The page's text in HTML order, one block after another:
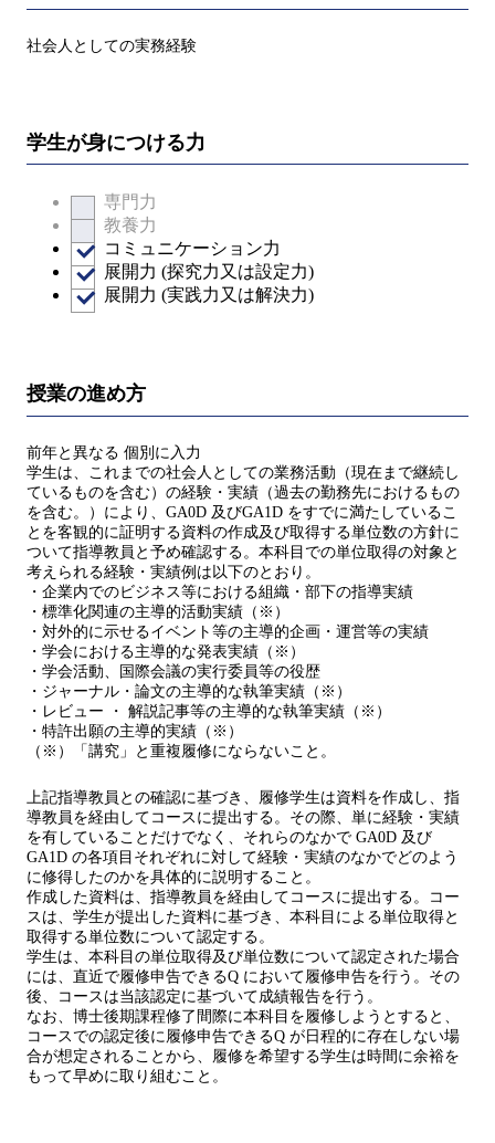
社会人としての実務経験
学生が身につける力
専門力
教養力
コミュニケーション力
展開力 (探究力又は設定力)
展開力 (実践力又は解決力)
授業の進め方
前年と異なる 個別に入力
学生は、これまでの社会人としての業務活動（現在まで継続し
ているものを含む）の経験・実績（過去の勤務先におけるもの
を含む。）により、GA0D 及びGA1D をすでに満たしているこ
とを客観的に証明する資料の作成及び取得する単位数の方針に
ついて指導教員と予め確認する。本科目での単位取得の対象と
考えられる経験・実績例は以下のとおり。
・企業内でのビジネス等における組織・部下の指導実績
・標準化関連の主導的活動実績（※）
・対外的に示せるイベント等の主導的企画・運営等の実績
・学会における主導的な発表実績（※）
・学会活動、国際会議の実行委員等の役歴
・ジャーナル・論文の主導的な執筆実績（※）
・レビュー ・ 解説記事等の主導的な執筆実績（※）
・特許出願の主導的実績（※）
（※）「講究」と重複履修にならないこと。
上記指導教員との確認に基づき、履修学生は資料を作成し、指
導教員を経由してコースに提出する。その際、単に経験・実績
を有していることだけでなく、それらのなかで GA0D 及び
GA1D の各項目それぞれに対して経験・実績のなかでどのよう
に修得したのかを具体的に説明すること。
作成した資料は、指導教員を経由してコースに提出する。コー
スは、学生が提出した資料に基づき、本科目による単位取得と
取得する単位数について認定する。
学生は、本科目の単位取得及び単位数について認定された場合
には、直近で履修申告できるQ において履修申告を行う。その
後、コースは当該認定に基づいて成績報告を行う。
なお、博士後期課程修了間際に本科目を履修しようとすると、
コースでの認定後に履修申告できるQ が日程的に存在しない場
合が想定されることから、履修を希望する学生は時間に余裕を
もって早めに取り組むこと。